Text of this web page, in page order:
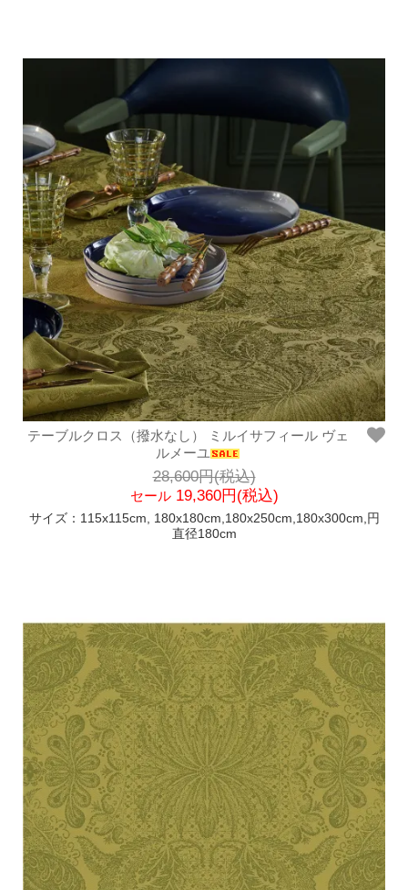
テーブルクロス（撥水なし） ミルイサフィール ヴェ
ルメーユ
28,600円(税込)
セール19,360円(税込)
サイズ：115x115cm, 180x180cm,180x250cm,180x300cm,円
直径180cm